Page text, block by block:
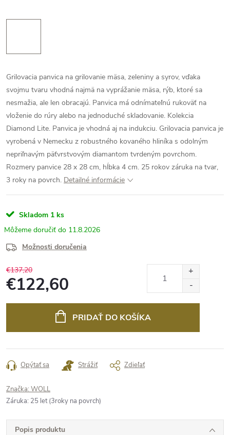
Grilovacia panvica na grilovanie mäsa, zeleniny a syrov, vďaka
svojmu tvaru vhodná najmä na vyprážanie mäsa, rýb, ktoré sa
nesmažia, ale len obracajú. Panvica má odnímateľnú rukoväť na
vloženie do rúry alebo na jednoduché skladovanie. Kolekcia
Diamond Lite. Panvica je vhodná aj na indukciu. Grilovacia panvica je
vyrobená v Nemecku z robustného kovaného hliníka s odolným
nepriľnavým päťvrstvovým diamantom tvrdeným povrchom.
Rozmery panvice 28 x 28 cm, hĺbka 4 cm. 25 rokov záruka na tvar,
3 roky na povrch. Detailné informácie
Skladom 1 ks
11.8.2026
Možnosti doručenia
€137,20
€122,60
PRIDAŤ DO KOŠÍKA
Opýtať sa Strážiť Zdieľať
Značka: WOLL
Záruka: 25 let (3roky na povrch)
Popis produktu